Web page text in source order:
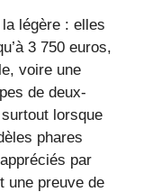
légère : elles
3 750 euros,
voire une
de deux-
lorsque
phares
par
une preuve de